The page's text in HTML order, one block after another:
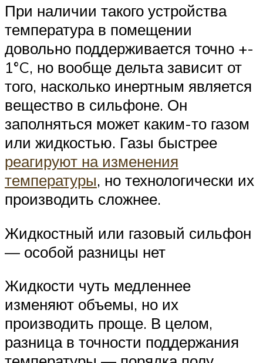
При наличии такого устройства
температура в помещении
довольно поддерживается точно +-
1°C, но вообще дельта зависит от
того, насколько инертным является
вещество в сильфоне. Он
заполняться может каким-то газом
или жидкостью. Газы быстрее
реагируют на изменения
температуры, но технологически их
производить сложнее.
Жидкостный или газовый сильфон
— особой разницы нет
Жидкости чуть медленнее
изменяют объемы, но их
производить проще. В целом,
разница в точности поддержания